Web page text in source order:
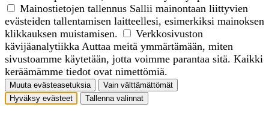
Mainostietojen tallennus Sallii mainontaan liittyvien
evästeiden tallentamisen laitteellesi, esimerkiksi mainoksen
klikkauksen muistamisen.
Verkkosivuston
kävijäanalytiikka Auttaa meitä ymmärtämään, miten
sivustoamme käytetään, jotta voimme parantaa sitä. Kaikki
keräämämme tiedot ovat nimettömiä.
Muuta evästeasetuksia
Vain välttämättömät
Hyväksy evästeet
Tallenna valinnat